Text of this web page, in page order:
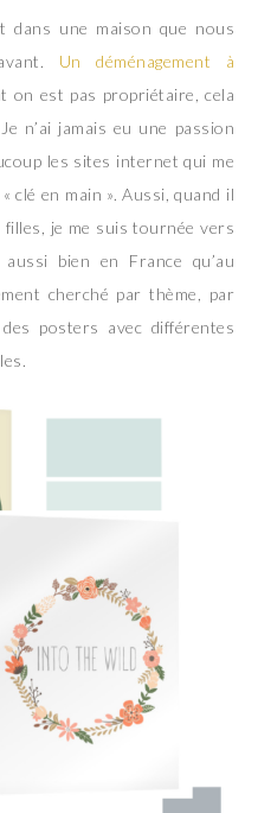
dans une maison que nous
Un déménagement à
on est pas propriétaire, cela
n’ai jamais eu une passion
les sites internet qui me
clé en main ». Aussi, quand il
filles, je me suis tournée vers
bien en France qu’au
cherché par thème, par
posters avec différentes